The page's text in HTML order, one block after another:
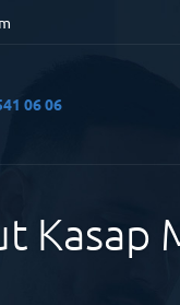
Kasap